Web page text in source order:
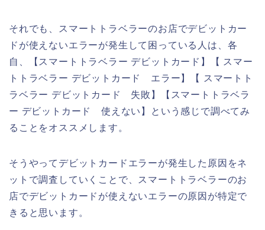
それでも、スマートトラベラーのお店でデビットカー
ドが使えないエラーが発生して困っている人は、各
自、【スマートトラベラー デビットカード】【 スマー
トトラベラー デビットカード エラー】【 スマートト
ラベラー デビットカード 失敗】【スマートトラベラ
ー デビットカード 使えない】という感じで調べてみ
ることをオススメします。
そうやってデビットカードエラーが発生した原因をネ
ットで調査していくことで、スマートトラベラーのお
店でデビットカードが使えないエラーの原因が特定で
きると思います。